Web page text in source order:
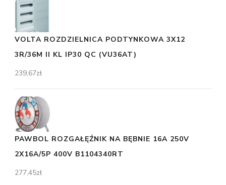
VOLTA ROZDZIELNICA PODTYNKOWA 3X12
3R/36M II KL IP30 QC (VU36AT)
239,67zł
PAWBOL ROZGAŁĘŹNIK NA BĘBNIE 16A 250V
2X16A/5P 400V B1104340RT
277,45zł